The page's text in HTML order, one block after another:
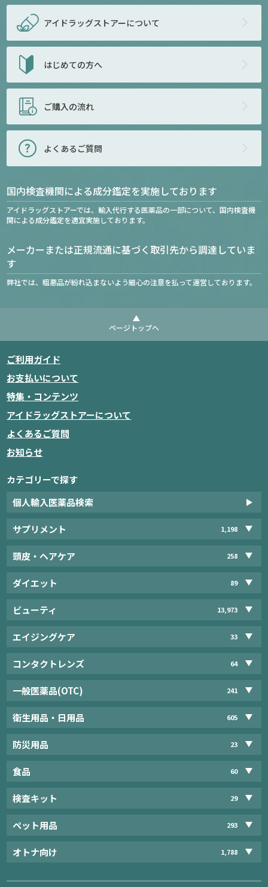
アイドラッグストアーについて
はじめての方へ
ご購入の流れ
よくあるご質問
国内検査機関による成分鑑定を実施しております
アイドラッグストアーでは、輸入代行する医薬品の一部について、国内検査機
関による成分鑑定を適宜実施しております。
メーカーまたは正規流通に基づく取引先から調達していま
す
弊社では、粗悪品が紛れ込まないよう細心の注意を払って運営しております。
ページトップへ
ご利用ガイド
お支払いについて
特集・コンテンツ
アイドラッグストアーについて
よくあるご質問
お知らせ
カテゴリーで探す
個人輸入医薬品検索
サプリメント 1,198
頭皮・ヘアケア 258
ダイエット 89
ビューティ 13,973
エイジングケア 33
コンタクトレンズ 64
一般医薬品(OTC) 241
衛生用品・日用品 605
防災用品 23
食品 60
検査キット 29
ペット用品 293
オトナ向け 1,788